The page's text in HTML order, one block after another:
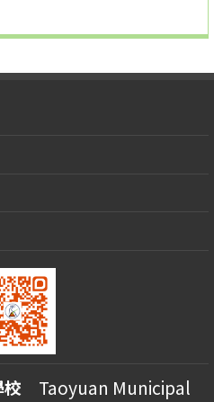
Taoyuan Municipal